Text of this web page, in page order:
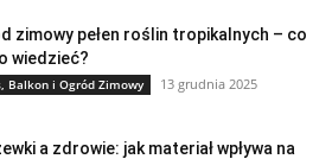
zimowy pełen roślin tropikalnych – co
wiedzieć?
Balkon i Ogród Zimowy 13 grudnia 2025
a zdrowie: jak materiał wpływa na